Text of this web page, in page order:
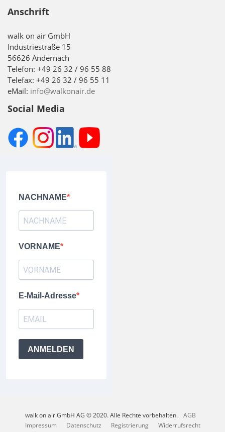
Anschrift
walk on air GmbH
Industriestraße 15
56626 Andernach
Telefon: +49 26 32 / 96 55 88
Telefax: +49 26 32 / 96 55 11
eMail: info@walkonair.de
Social Media
NACHNAME
VORNAME
E-Mail-Adresse
ANMELDEN
walk on air GmbH AG © 2020. Alle Rechte vorbehalten.
AGB
Impressum
Datenschutz Registrierung
Widerrufsrecht